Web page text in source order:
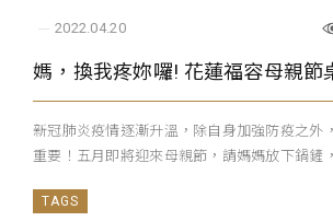
2022.04.20
新冠肺炎疫情逐漸升溫，除自身加強防疫之外
重要！五月即將迎來母親節，請媽媽放下鍋鏟